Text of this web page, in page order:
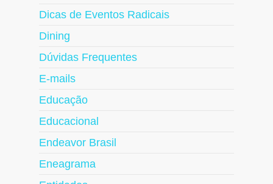
Dicas de Eventos Radicais
Dining
Dúvidas Frequentes
E-mails
Educação
Educacional
Endeavor Brasil
Eneagrama